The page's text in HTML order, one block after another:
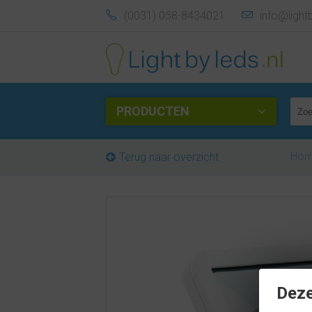
(0031) 058-8434021
PRODUCTEN
Terug naar overzicht